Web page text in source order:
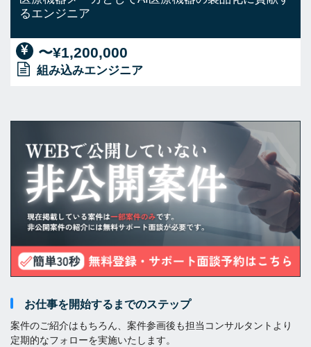
るエンジニア
〜¥1,200,000
組み込みエンジニア
お仕事を開始するまでのステップ
案件のご紹介はもちろん、案件参画後も担当コンサルタントより
定期的なフォローを実施いたします。